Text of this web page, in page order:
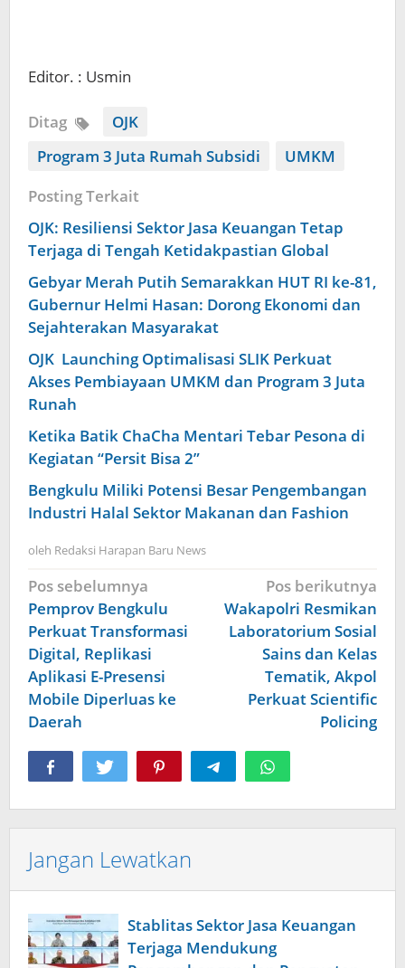
Editor. : Usmin
Ditag
OJK
Program 3 Juta Rumah Subsidi
UMKM
Posting Terkait
OJK: Resiliensi Sektor Jasa Keuangan Tetap
Terjaga di Tengah Ketidakpastian Global
Gebyar Merah Putih Semarakkan HUT RI ke-81,
Gubernur Helmi Hasan: Dorong Ekonomi dan
Sejahterakan Masyarakat
OJK Launching Optimalisasi SLIK Perkuat
Akses Pembiayaan UMKM dan Program 3 Juta
Runah
Ketika Batik ChaCha Mentari Tebar Pesona di
Kegiatan “Persit Bisa 2”
Bengkulu Miliki Potensi Besar Pengembangan
Industri Halal Sektor Makanan dan Fashion
oleh Redaksi Harapan Baru News
Navigasi
pos
Pos sebelumnya
Pemprov Bengkulu
Perkuat Transformasi
Digital, Replikasi
Aplikasi E-Presensi
Mobile Diperluas ke
Daerah
Pos berikutnya
Wakapolri Resmikan
Laboratorium Sosial
Sains dan Kelas
Tematik, Akpol
Perkuat Scientific
Policing
Jangan Lewatkan
Stablitas Sektor Jasa Keuangan
Terjaga Mendukung